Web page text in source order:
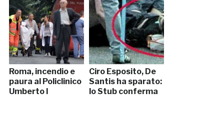
Roma, incendio e
paura al Policlinico
Umberto I
Ciro Esposito, De
Santis ha sparato:
lo Stub conferma